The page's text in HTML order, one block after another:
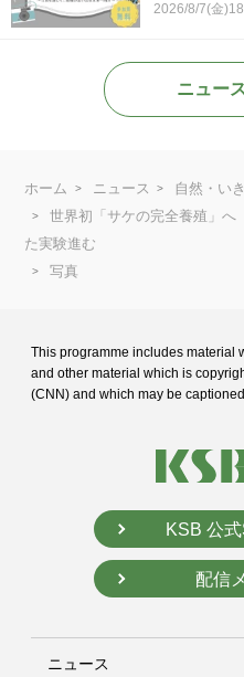
2026/8/7(金
ニュー
ホーム ニュース
自然・い
世界初「サケの完全養殖」
た実験進む
写真
This programme includes material
and other material which is
(CNN) and which may be
KSB 公
配信
ニュース